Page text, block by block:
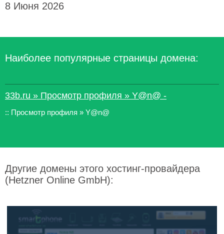
8 Июня 2026
Наиболее популярные страницы домена:
33b.ru » Просмотр профиля » Y@n@ -
:: Просмотр профиля » Y@n@
Другие домены этого хостинг-провайдера
(Hetzner Online GmbH):